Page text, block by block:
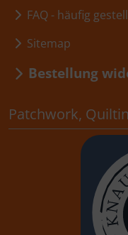
FAQ - häufig
Sitemap
Bestellung
Patchwork,